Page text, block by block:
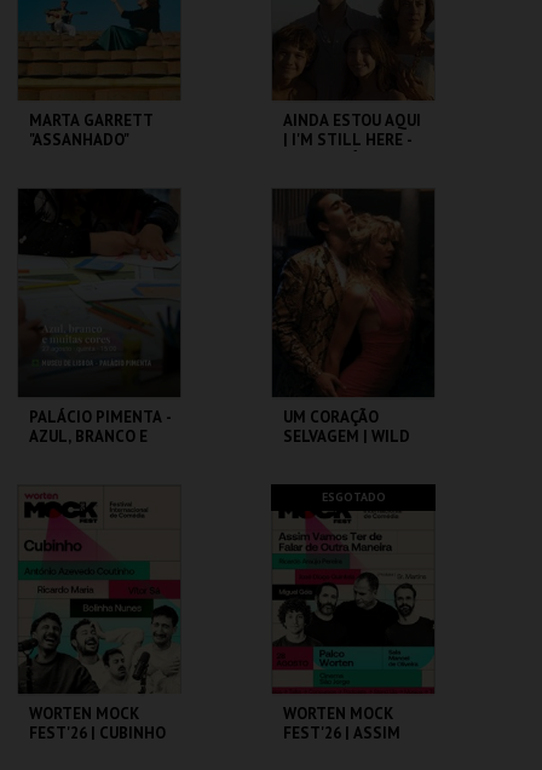
COMPRAR
MARTA GARRETT
"ASSANHADO"
CAPITÓLIO.
MAIS INFO
AINDA ESTOU AQUI
| I'M STILL HERE -
CAPITÓLIO.
MAIS INFO
PALÁCIO PIMENTA -
AZUL, BRANCO E
ML - PALÁCIO
PIMENTA
MAIS INFO
COMPRAR
UM CORAÇÃO
SELVAGEM | WILD
CAPITÓLIO.
MAIS INFO
COMPRAR
WORTEN MOCK
FEST'26 | CUBINHO
ESGOTADO
WORTEN MOCK
FEST'26 | ASSIM